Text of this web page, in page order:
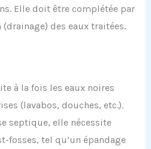
Elle doit être complétée par
des eaux traitées.
à la fois les eaux noires
(lavabos, douches, etc.).
septique, elle nécessite
fosses, tel qu’un épandage